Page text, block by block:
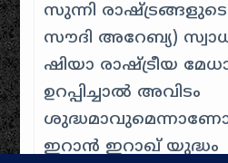
സുന്നി രാഷ്ട്രങ്ങളുടെ
സൗദി അറേബ്യ)
ഷിയാ രാഷ്ട്രീയ
ഉറപ്പിച്ചാൽ അവിടം
ഇറാൻ ഇറാഖ് യുദ്ധം